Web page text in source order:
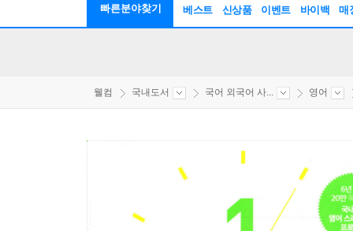
빠른분야찾기 베스트 신상품 이벤트 바이백 매
웰컴 국내도서 국어 외국어 사... 영어